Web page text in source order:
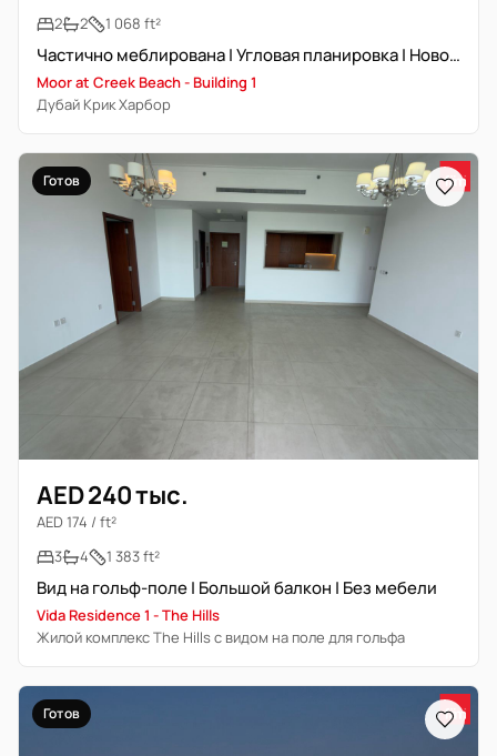
2
2 1 068 ft²
Частично меблирована | Угловая планировка | Новостройка
Moor at Creek Beach - Building 1
Дубай Крик Харбор
Готов
AED 240 тыс.
AED 174 / ft²
3
4 1 383 ft²
Вид на гольф-поле | Большой балкон | Без мебели
Vida Residence 1 - The Hills
Жилой комплекс The Hills с видом на поле для гольфа
Готов